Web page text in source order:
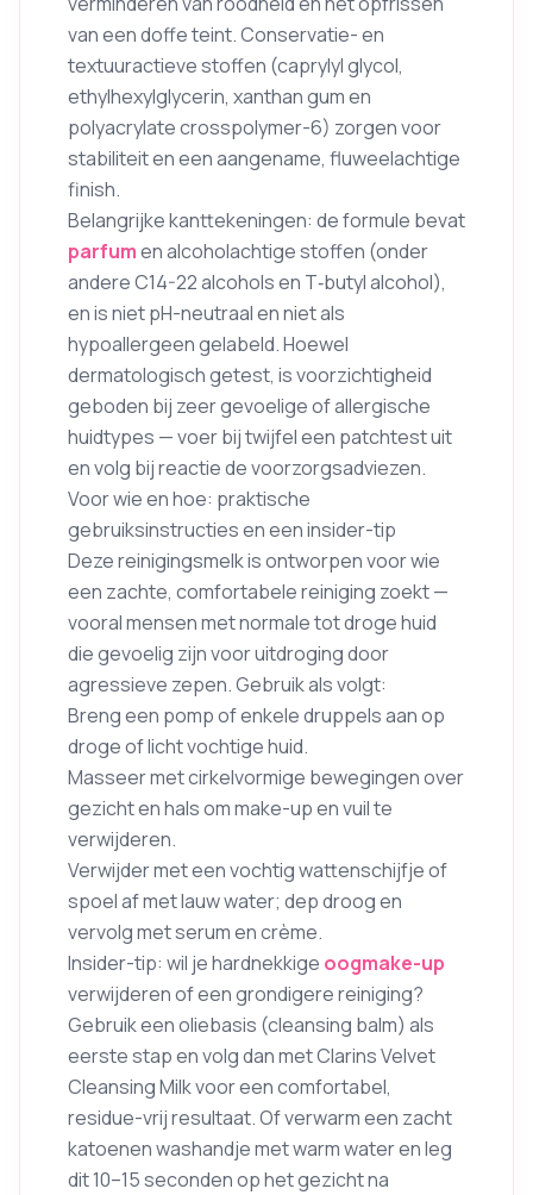
van een doffe teint. Conservatie- en
textuuractieve stoffen (caprylyl glycol,
ethylhexylglycerin, xanthan gum en
polyacrylate crosspolymer-6) zorgen voor
stabiliteit en een aangename, fluweelachtige
finish.
Belangrijke kanttekeningen: de formule bevat
parfumen alcoholachtige stoffen (onder
andere C14-22 alcohols en T‑butyl alcohol),
en is niet pH-neutraal en niet als
hypoallergeen gelabeld. Hoewel
dermatologisch getest, is voorzichtigheid
geboden bij zeer gevoelige of allergische
huidtypes — voer bij twijfel een patchtest uit
en volg bij reactie de voorzorgsadviezen.
Voor wie en hoe: praktische
gebruiksinstructies en een insider-tip
Deze reinigingsmelk is ontworpen voor wie
een zachte, comfortabele reiniging zoekt —
vooral mensen met normale tot droge huid
die gevoelig zijn voor uitdroging door
agressieve zepen. Gebruik als volgt:
Breng een pomp of enkele druppels aan op
droge of licht vochtige huid.
Masseer met cirkelvormige bewegingen over
gezicht en hals om make-up en vuil te
verwijderen.
Verwijder met een vochtig wattenschijfje of
spoel af met lauw water; dep droog en
vervolg met serum en crème.
Insider-tip: wil je hardnekkige oogmake-up
verwijderen of een grondigere reiniging?
Gebruik een oliebasis (cleansing balm) als
eerste stap en volg dan met Clarins Velvet
Cleansing Milk voor een comfortabel,
residue-vrij resultaat. Of verwarm een zacht
katoenen washandje met warm water en leg
dit 10–15 seconden op het gezicht na